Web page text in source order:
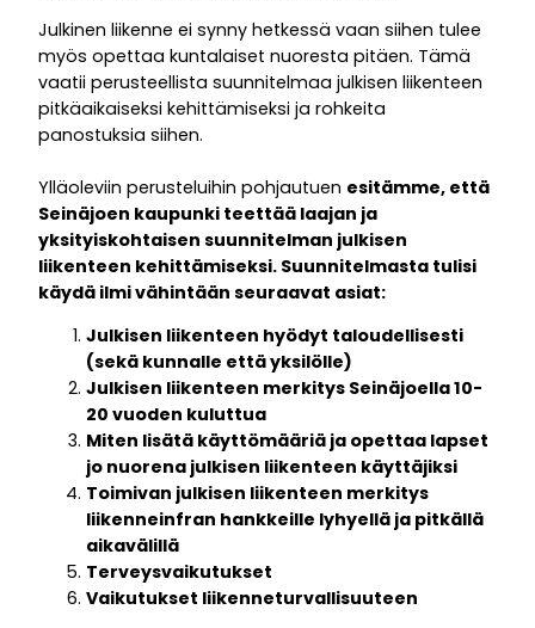
Julkinen liikenne ei synny hetkessä vaan siihen tulee
myös opettaa kuntalaiset nuoresta pitäen. Tämä
vaatii perusteellista suunnitelmaa julkisen liikenteen
pitkäaikaiseksi kehittämiseksi ja rohkeita
panostuksia siihen.
Ylläoleviin perusteluihin pohjautuen esitämme, että
Seinäjoen kaupunki teettää laajan ja
yksityiskohtaisen suunnitelman julkisen
liikenteen kehittämiseksi. Suunnitelmasta tulisi
käydä ilmi vähintään seuraavat asiat:
Julkisen liikenteen hyödyt taloudellisesti
(sekä kunnalle että yksilölle)
Julkisen liikenteen merkitys Seinäjoella 10-
20 vuoden kuluttua
Miten lisätä käyttömääriä ja opettaa lapset
jo nuorena julkisen liikenteen käyttäjiksi
Toimivan julkisen liikenteen merkitys
liikenneinfran hankkeille lyhyellä ja pitkällä
aikavälillä
Terveysvaikutukset
Vaikutukset liikenneturvallisuuteen